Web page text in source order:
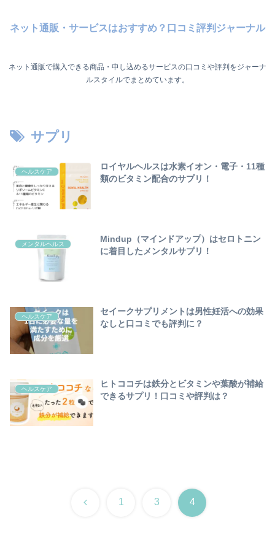
ネット通販・サービスはおすすめ？口コミ評判ジャーナル
ネット通販で購入できる商品・申し込めるサービスの口コミや評判をジャーナ
ルスタイルでまとめています。
サプリ
ヘルスケア
ロイヤルヘルスは水素イオン・電子・11種
類のビタミン配合のサプリ！
メンタルヘルス
Mindup（マインドアップ）はセロトニン
に着目したメンタルサプリ！
ヘルスケア
セイークサプリメントは男性妊活への効果
なしと口コミでも評判に？
ヘルスケア
ヒトココチは鉄分とビタミンや葉酸が補給
できるサプリ！口コミや評判は？
前 1 3 4